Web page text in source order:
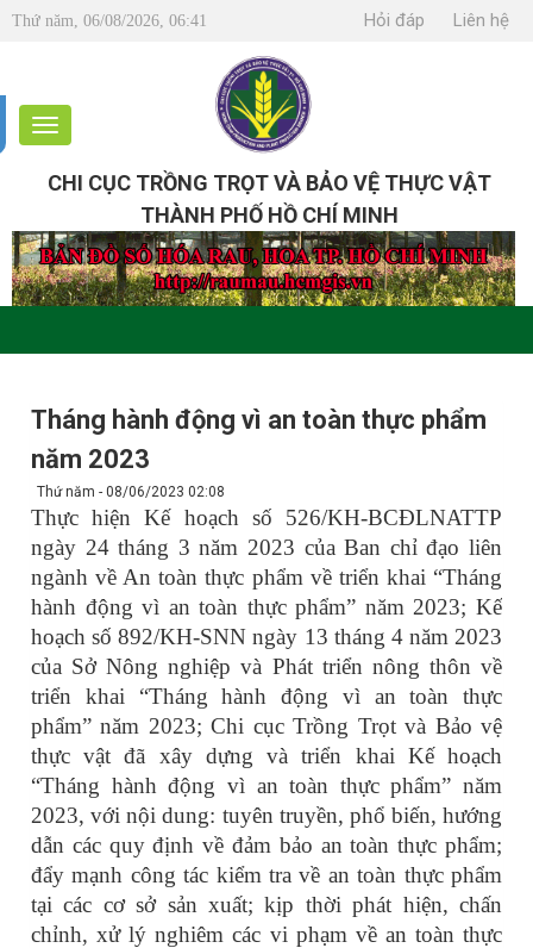
Thứ năm, 06/08/2026, 06:41 Hỏi đáp Liên hệ
CHI CỤC TRỒNG TRỌT VÀ BẢO VỆ THỰC VẬT
THÀNH PHỐ HỒ CHÍ MINH
Tháng hành động vì an toàn thực phẩm
năm 2023
Thứ năm - 08/06/2023 02:08
Thực hiện Kế hoạch số 526/KH-BCĐLNATTP
ngày 24 tháng 3 năm 2023 của Ban chỉ đạo liên
ngành về An toàn thực phẩm về triển khai “Tháng
hành động vì an toàn thực phẩm” năm 2023; Kế
hoạch số 892/KH-SNN ngày 13 tháng 4 năm 2023
của Sở Nông nghiệp và Phát triển nông thôn về
triển khai “Tháng hành động vì an toàn thực
phẩm” năm 2023; Chi cục Trồng Trọt và Bảo vệ
thực vật đã xây dựng và triển khai Kế hoạch
“Tháng hành động vì an toàn thực phẩm” năm
2023, với nội dung: tuyên truyền, phổ biến, hướng
dẫn các quy định về đảm bảo an toàn thực phẩm;
đẩy mạnh công tác kiểm tra về an toàn thực phẩm
tại các cơ sở sản xuất; kịp thời phát hiện, chấn
chỉnh, xử lý nghiêm các vi phạm về an toàn thực